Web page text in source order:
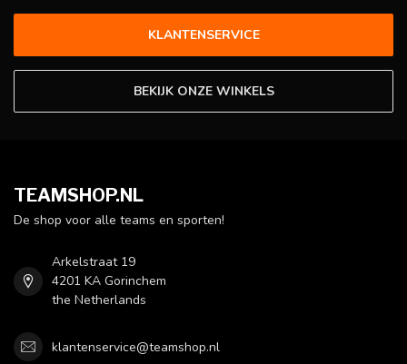
KLANTENSERVICE
BEKIJK ONZE WINKELS
TEAMSHOP.NL
De shop voor alle teams en sporten!
Arkelstraat 19
4201 KA Gorinchem
the Netherlands
klantenservice@teamshop.nl